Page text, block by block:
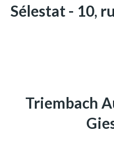
Ste Marie-aux-Mines
Sélestat - 10,
Triembach